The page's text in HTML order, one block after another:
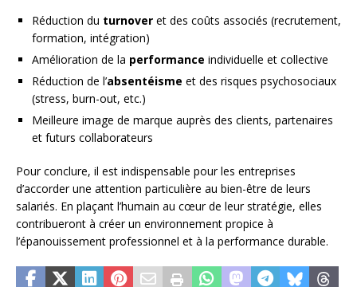
Réduction du turnover et des coûts associés (recrutement,
formation, intégration)
Amélioration de la performance individuelle et collective
Réduction de l’absentéisme et des risques psychosociaux
(stress, burn-out, etc.)
Meilleure image de marque auprès des clients, partenaires
et futurs collaborateurs
Pour conclure, il est indispensable pour les entreprises
d’accorder une attention particulière au bien-être de leurs
salariés. En plaçant l’humain au cœur de leur stratégie, elles
contribueront à créer un environnement propice à
l’épanouissement professionnel et à la performance durable.